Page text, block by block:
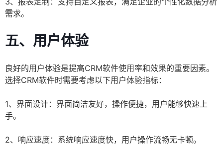
需求。
五、用户体验
良好的用户体验是提高CRM软件使用率和效果的重要因素。
选择CRM软件时需要考虑以下用户体验指标：
1、界面设计：界面简洁友好，操作便捷，用户能够快速上
手。
2、响应速度：系统响应速度快，用户操作流畅无卡顿。